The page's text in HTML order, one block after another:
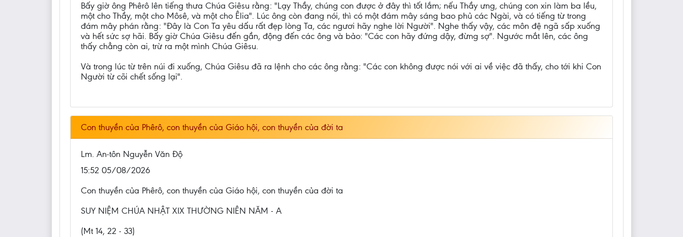
Bấy giờ ông Phêrô lên tiếng thưa Chúa Giêsu rằng: "Lạy Thầy, chúng con được ở đây thì tốt lắm; nếu Thầy ưng, chúng con xin làm ba lều,
một cho Thầy, một cho Môsê, và một cho Êlia". Lúc ông còn đang nói, thì có một đám mây sáng bao phủ các Ngài, và có tiếng từ trong
đám mây phán rằng: "Đây là Con Ta yêu dấu rất đẹp lòng Ta, các ngươi hãy nghe lời Người". Nghe thấy vậy, các môn đệ ngã sấp xuống
và hết sức sợ hãi. Bấy giờ Chúa Giêsu đến gần, động đến các ông và bảo: "Các con hãy đứng dậy, đừng sợ". Ngước mắt lên, các ông
thấy chẳng còn ai, trừ ra một mình Chúa Giêsu.
Và trong lúc từ trên núi đi xuống, Chúa Giêsu đã ra lệnh cho các ông rằng: "Các con không được nói với ai về việc đã thấy, cho tới khi Con
Người từ cõi chết sống lại".
Con thuyền của Phêrô, con thuyền của Giáo hội, con thuyền của đời ta
Lm. An-tôn Nguyễn Văn Độ
15:52 05/08/2026
Con thuyền của Phêrô, con thuyền của Giáo hội, con thuyền của đời ta
SUY NIỆM CHÚA NHẬT XIX THƯỜNG NIÊN NĂM - A
(Mt 14, 22 - 33)